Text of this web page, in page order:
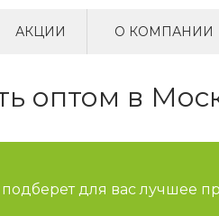
АКЦИИ О КОМПАНИИ
оптом в
подберет для вас лучшее